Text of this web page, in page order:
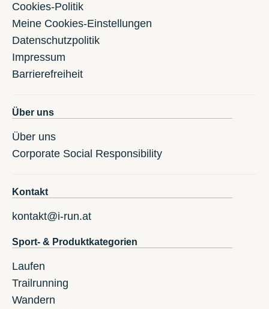
Cookies-Politik
Meine Cookies-Einstellungen
Datenschutzpolitik
Impressum
Barrierefreiheit
Über uns
Über uns
Corporate Social Responsibility
Kontakt
kontakt@i-run.at
Sport- & Produktkategorien
Laufen
Trailrunning
Wandern